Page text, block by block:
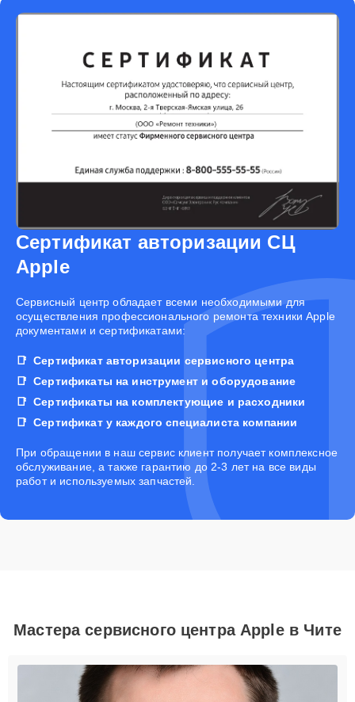
Сертификат авторизации СЦ
Apple
Cервисный центр обладает всеми необходимыми для
осуществления профессионального ремонта техники Apple
документами и сертификатами:
Сертификат авторизации сервисного центра
Сертификаты на инструмент и оборудование
Сертификаты на комплектующие и расходники
Сертификат у каждого специалиста компании
При обращении в наш сервис клиент получает комплексное
обслуживание, а также гарантию до 2-3 лет на все виды
работ и используемых запчастей.
Мастера сервисного центра Apple в Чите